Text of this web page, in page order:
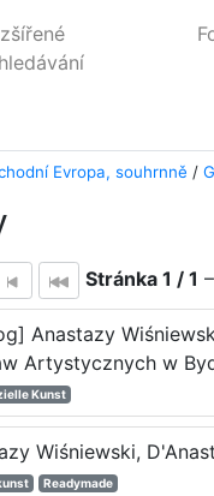
Evropa, souhrnně /
Stránka 1 / 1
Anastazy
Artystycznych w
Kunst
Wiśniewski,
Readymade